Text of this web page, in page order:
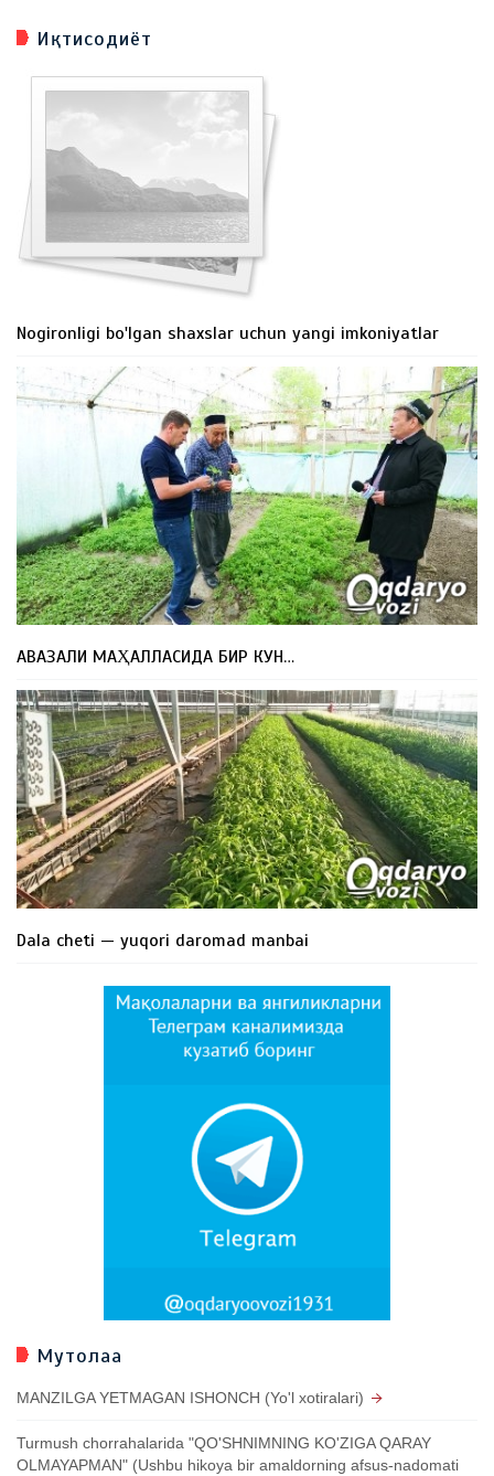
Иқтисодиёт
Nogironligi bo'lgan shaxslar uchun yangi imkoniyatlar
АВАЗАЛИ МАҲАЛЛАСИДА БИР КУН…
Dala cheti — yuqori daromad manbai
Мутолаа
MANZILGA YETMAGAN ISHONCH (Yo'l xotiralari)
Turmush chorrahalarida "QO'SHNIMNING KO'ZIGA QARAY
OLMAYAPMAN" (Ushbu hikoya bir amaldorning afsus-nadomati